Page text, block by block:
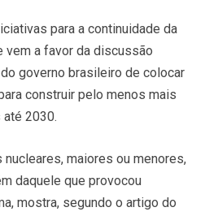
para a continuidade da
vem a favor da discussão
governo brasileiro de colocar
construir pelo menos mais
2030.
maiores ou menores,
daquele que provocou
mostra, segundo o artigo do